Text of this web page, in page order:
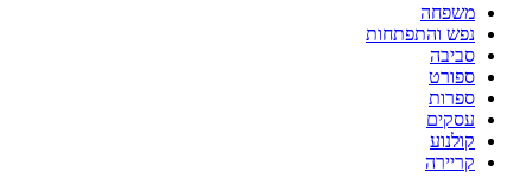
משפחה
נפש והתפתחות
סביבה
ספורט
ספרות
עסקים
קולנוע
קריירה